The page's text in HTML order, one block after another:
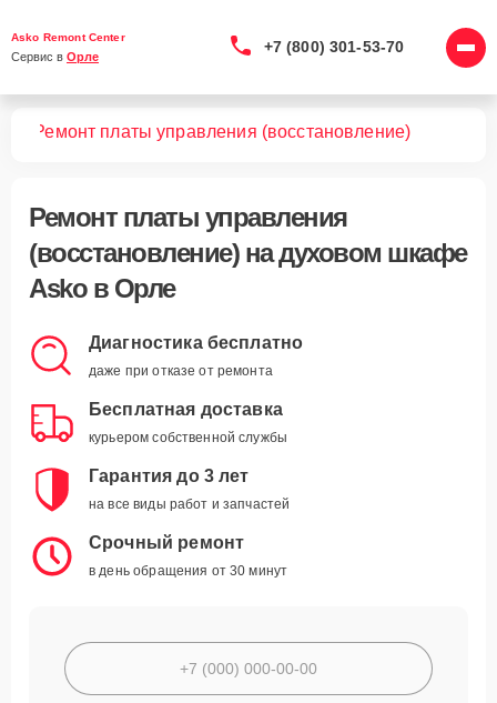
Asko Remont Center
Сервис в Орле
+7 (800) 301-53-70
Ремонт платы управления (восстановление)
Ремонт платы управления
(восстановление)на духовом шкафе
Asko в Орле
Диагностика бесплатно
даже при отказе от ремонта
Бесплатная доставка
курьером собственной службы
Гарантия до 3 лет
на все виды работ и запчастей
Срочный ремонт
в день обращения от 30 минут